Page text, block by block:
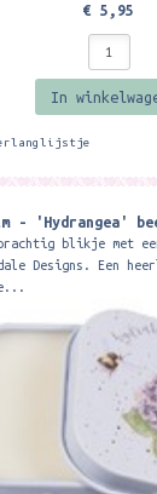
€ 5,95
In
- 'Hydrangea'
blikje met
Designs. Een